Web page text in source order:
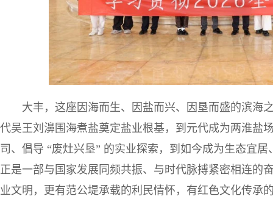
大丰，这座因海而生、因盐而兴、因垦而盛的滨海
代吴王刘濞围海煮盐奠定盐业根基，到元代成为两淮盐
司、倡导 “废灶兴垦” 的实业探索，到如今成为生态宜
正是一部与国家发展同频共振、与时代脉搏紧密相连的
业文明，更有范公堤承载的利民情怀，有红色文化传承